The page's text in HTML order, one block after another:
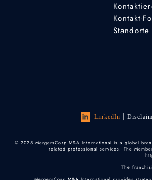
Kontakt-
Standorte
LinkedIn
© 2025 MergersCorp M&A International is a global
related professional services. The
The